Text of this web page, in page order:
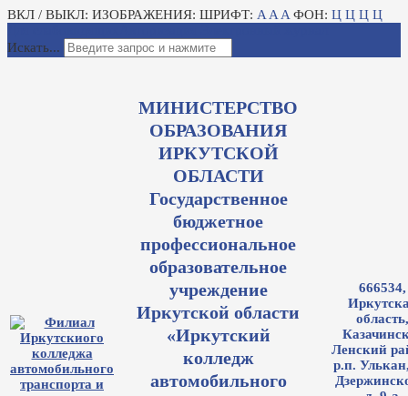
ВКЛ / ВЫКЛ: ИЗОБРАЖЕНИЯ: ШРИФТ: A A A ФОН: Ц Ц Ц Ц
Искать...
МИНИСТЕРСТВО
ОБРАЗОВАНИЯ
ИРКУТСКОЙ
ОБЛАСТИ
Государственное
бюджетное
профессиональное
образовательное
учреждение
Иркутской области
«Иркутский
колледж
автомобильного
666534,
область,
Ленский
р.п.